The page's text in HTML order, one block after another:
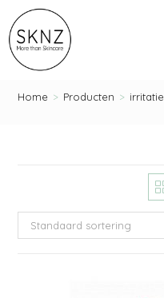
Home > Producten > irritatie
Standaard sortering